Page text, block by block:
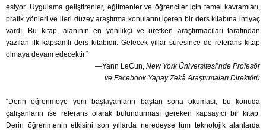
esiyor. Uygulama geliştirenler, eğitmenler ve öğrenciler için temel kavramları,
pratik yönleri ve ileri düzey araştırma konularını içeren bir ders kitabına ihtiyaç
vardı. Bu kitap, alanının en yenilikçi ve üretken araştırmacıları tarafından
yazılan ilk kapsamlı ders kitabıdır. Gelecek yıllar süresince de referans kitap
olmaya devam edecektir.”
—Yann LeCun, New York Üniversitesi’nde Profesör
ve Facebook Yapay Zekâ Araştırmaları Direktörü
“Derin öğrenmeye yeni başlayanların baştan sona okuması, bu konuda
çalışanların ise referans olarak bulundurması gereken kapsayıcı bir kitap.
Derin öğrenmenin etkisini son yıllarda neredeyse tüm teknolojik alanlarda